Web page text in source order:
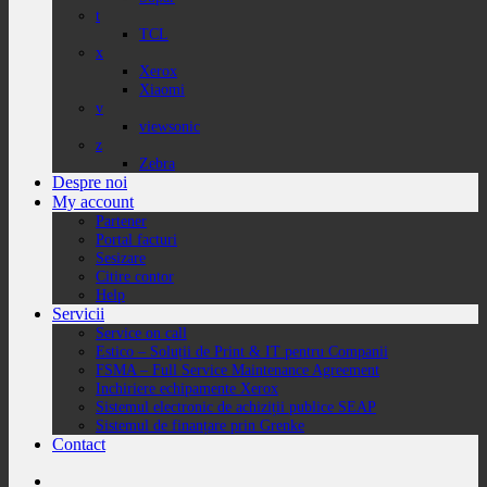
t
TCL
x
Xerox
Xiaomi
v
viewsonic
z
Zebra
Despre noi
My account
Partener
Portal facturi
Sesizare
Citire contor
Help
Servicii
Service on call
Estico – Soluții de Print & IT pentru Companii
FSMA – Full Service Maintenance Agreement
Inchiriere echipamente Xerox
Sistemul electronic de achiziții publice SEAP
Sistemul de finanțare prin Grenke
Contact